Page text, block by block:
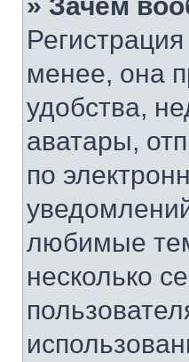
менее, она
удобства,
аватары,
по
любимые
несколько